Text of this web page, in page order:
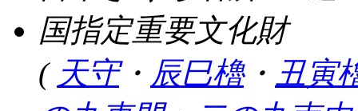
国指定重要文化財
( 天守・ 辰巳櫓・ 丑寅